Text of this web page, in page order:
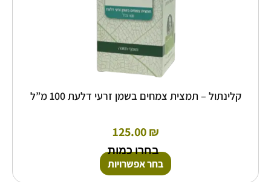
קלינתול – תמצית צמחים בשמן זרעי דלעת 100 מ”ל
125.00₪
בחרו כמות
בחר אפשרויות